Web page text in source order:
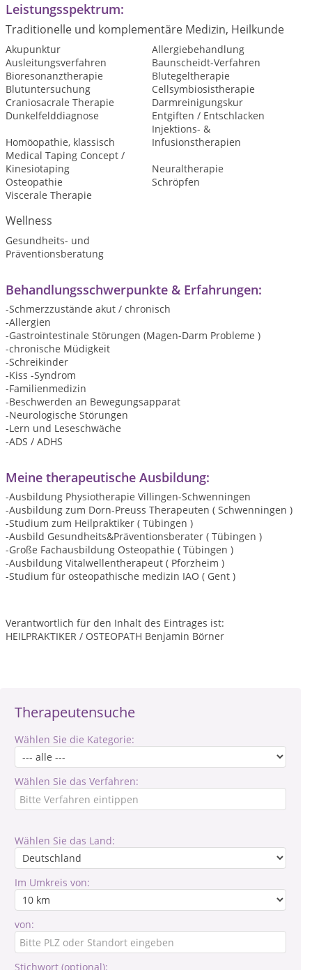
Therapeutensuche
Wählen Sie die Kategorie:
Wählen Sie das Verfahren:
Wählen Sie das Land:
Im Umkreis von:
von:
Stichwort (optional):
Leistungsspektrum:
Traditionelle und komplementäre Medizin, Heilkunde
Akupunktur
Allergiebehandlung
Ausleitungsverfahren
Baunscheidt-Verfahren
Bioresonanztherapie
Blutegeltherapie
Blutuntersuchung
Cellsymbiosistherapie
Craniosacrale Therapie
Darmreinigungskur
Dunkelfelddiagnose
Entgiften / Entschlacken
Homöopathie, klassisch
Injektions- &
Infusionstherapien
Medical Taping Concept /
Kinesiotaping
Neuraltherapie
Osteopathie
Schröpfen
Viscerale Therapie
Wellness
Gesundheits- und
Präventionsberatung
Behandlungsschwerpunkte & Erfahrungen:
-Schmerzzustände akut / chronisch
-Allergien
-Gastrointestinale Störungen (Magen-Darm Probleme )
-chronische Müdigkeit
-Schreikinder
-Kiss -Syndrom
-Familienmedizin
-Beschwerden an Bewegungsapparat
-Neurologische Störungen
-Lern und Leseschwäche
-ADS / ADHS
Meine therapeutische Ausbildung:
-Ausbildung Physiotherapie Villingen-Schwenningen
-Ausbildung zum Dorn-Preuss Therapeuten ( Schwenningen )
-Studium zum Heilpraktiker ( Tübingen )
-Ausbild Gesundheits&Präventionsberater ( Tübingen )
-Große Fachausbildung Osteopathie ( Tübingen )
-Ausbildung Vitalwellentherapeut ( Pforzheim )
-Studium für osteopathische medizin IAO ( Gent )
Verantwortlich für den Inhalt des Eintrages ist:
HEILPRAKTIKER / OSTEOPATH Benjamin Börner